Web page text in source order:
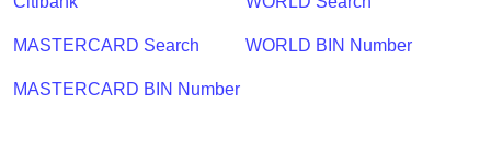
/
Validator
MASTERCARD Search
MASTERCARD BIN Number
WORLD BIN Number